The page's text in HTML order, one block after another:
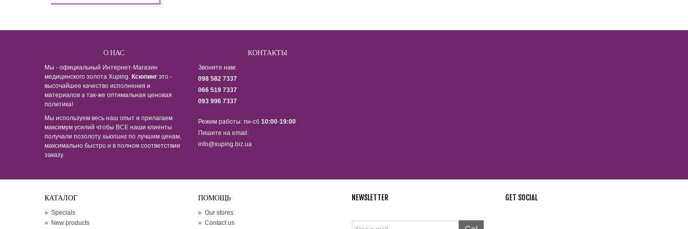
О НАС
Мы - официальный Интернет-Магазин
медицинского золота Xuping. Ксюпинг это -
высочайшее качество исполнения и
материалов а так-же оптимальная ценовая
политика!
Мы используем весь наш опыт и прилагаем
максимум усилий чтобы ВСЕ наши клиенты
получали позолотухьюпинг по лучшим ценам,
максимально быстро и в полном соответствии
заказу.
КОНТАКТЫ
Звоните нам:
098 582 7337
066 519 7337
093 996 7337
Режим работы: пн-сб 10:00-19:00
Пишите на email:
info@xuping.biz.ua
КАТАЛОГ
» Specials
» New products
ПОМОЩЬ
» Our stores
» Contact us
NEWSLETTER GET SOCIAL